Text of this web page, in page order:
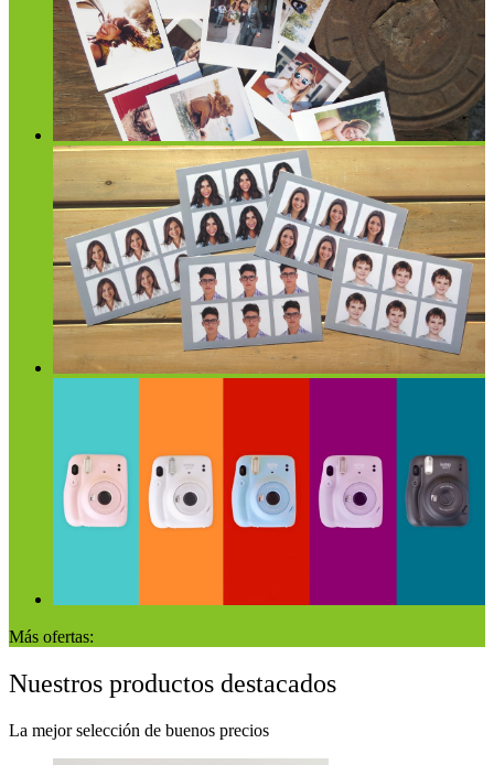
Más ofertas:
Nuestros productos destacados
La mejor selección de buenos precios